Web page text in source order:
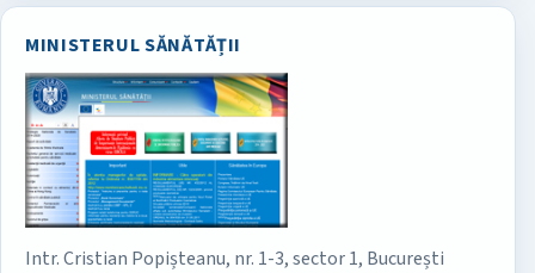
MINISTERUL SĂNĂTĂȚII
Intr. Cristian Popișteanu, nr. 1-3, sector 1, București